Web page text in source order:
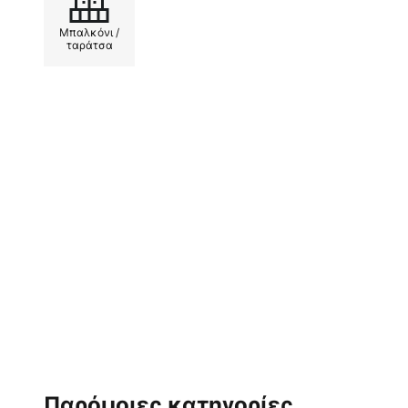
Μπαλκόνι /
ταράτσα